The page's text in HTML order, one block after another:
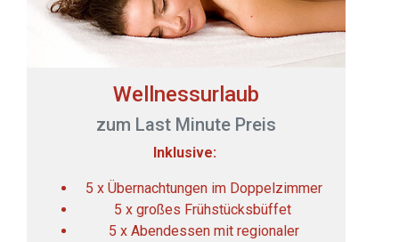
Wellnessurlaub
zum Last Minute Preis
Inklusive:
5 x Übernachtungen im Doppelzimmer
5 x großes Frühstücksbüffet
5 x Abendessen mit regionaler